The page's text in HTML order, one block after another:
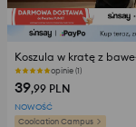
Koszula w kratę z
opinie (1)
39,99 PLN
NOWOŚĆ
Coolcation Campus